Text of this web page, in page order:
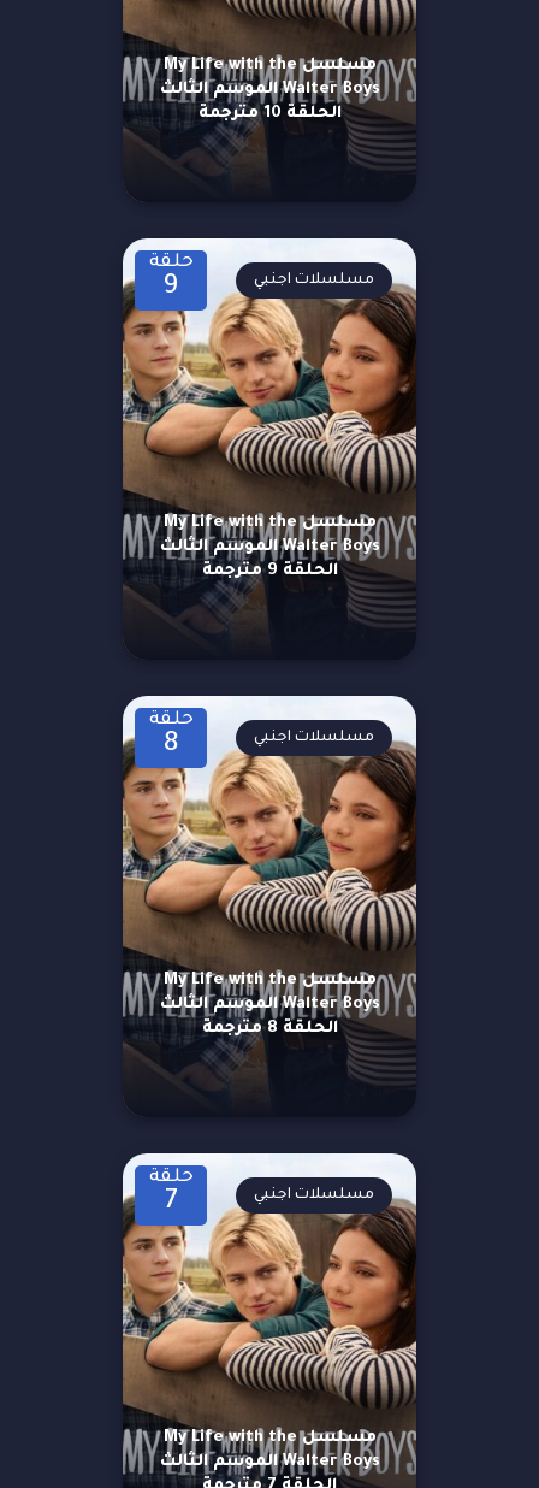
مسلسل My Life with the
Walter Boys الموسم الثالث
الحلقة 10 مترجمة
حلقة
9
مسلسل My Life with the
Walter Boys الموسم الثالث
الحلقة 9 مترجمة
مسلسلات اجنبي
حلقة
8
مسلسل My Life with the
Walter Boys الموسم الثالث
الحلقة 8 مترجمة
مسلسلات اجنبي
حلقة
7
مسلسل My Life with the
Walter Boys الموسم الثالث
مسلسلات اجنبي